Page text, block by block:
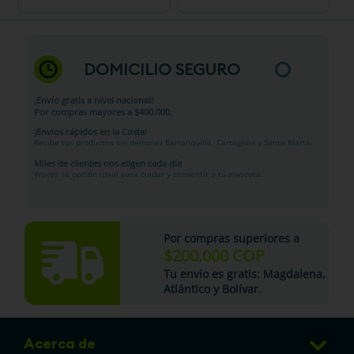
DOMICILIO SEGURO
¡Envío gratis a nivel nacional!
Por compras mayores a $400.000.
¡Envíos rápidos en la Costa!
Recibe tus productos sin demoras Barranquilla, Cartagena y Santa Marta.
Miles de clientes nos eligen cada día
Woopi: la opción ideal para cuidar y consentir a tu mascota.
Por compras superiores a
$200.000 COP
Tu envío es gratis: Magdalena,
Atlántico y Bolívar.
Acerca de